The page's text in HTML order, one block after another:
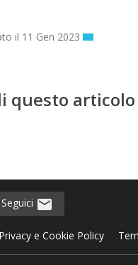
il 11 Gen 2023
questo articolo
Seguici
Privacy e Cookie Policy